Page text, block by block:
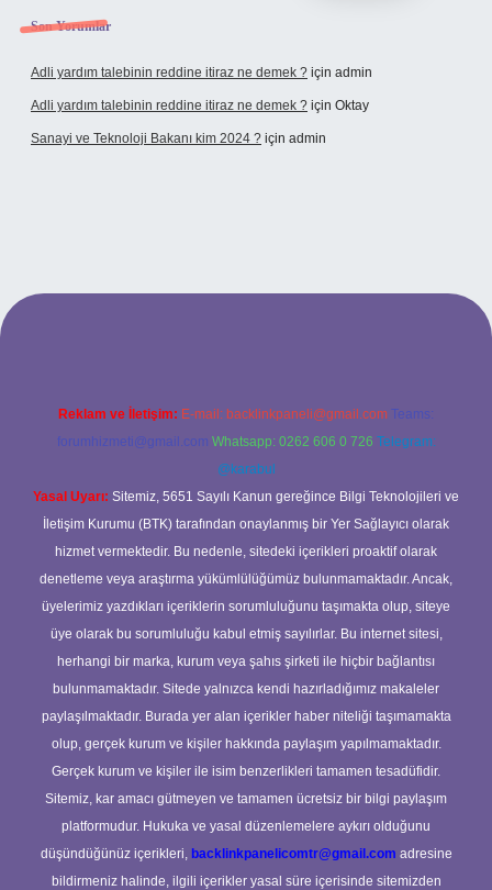
Son Yorumlar
Adli yardım talebinin reddine itiraz ne demek ? için admin
Adli yardım talebinin reddine itiraz ne demek ? için Oktay
Sanayi ve Teknoloji Bakanı kim 2024 ? için admin
giriş
Reklam ve İletişim: E-mail: backlinkpaneli@gmail.com Teams:
forumhizmeti@gmail.com Whatsapp: 0262 606 0 726 Telegram:
@karabul
Yasal Uyarı: Sitemiz, 5651 Sayılı Kanun gereğince Bilgi Teknolojileri ve
İletişim Kurumu (BTK) tarafından onaylanmış bir Yer Sağlayıcı olarak
hizmet vermektedir. Bu nedenle, sitedeki içerikleri proaktif olarak
denetleme veya araştırma yükümlülüğümüz bulunmamaktadır. Ancak,
üyelerimiz yazdıkları içeriklerin sorumluluğunu taşımakta olup, siteye
üye olarak bu sorumluluğu kabul etmiş sayılırlar. Bu internet sitesi,
herhangi bir marka, kurum veya şahıs şirketi ile hiçbir bağlantısı
bulunmamaktadır. Sitede yalnızca kendi hazırladığımız makaleler
paylaşılmaktadır. Burada yer alan içerikler haber niteliği taşımamakta
olup, gerçek kurum ve kişiler hakkında paylaşım yapılmamaktadır.
Gerçek kurum ve kişiler ile isim benzerlikleri tamamen tesadüfidir.
Sitemiz, kar amacı gütmeyen ve tamamen ücretsiz bir bilgi paylaşım
platformudur. Hukuka ve yasal düzenlemelere aykırı olduğunu
düşündüğünüz içerikleri, backlinkpanelicomtr@gmail.com adresine
bildirmeniz halinde, ilgili içerikler yasal süre içerisinde sitemizden